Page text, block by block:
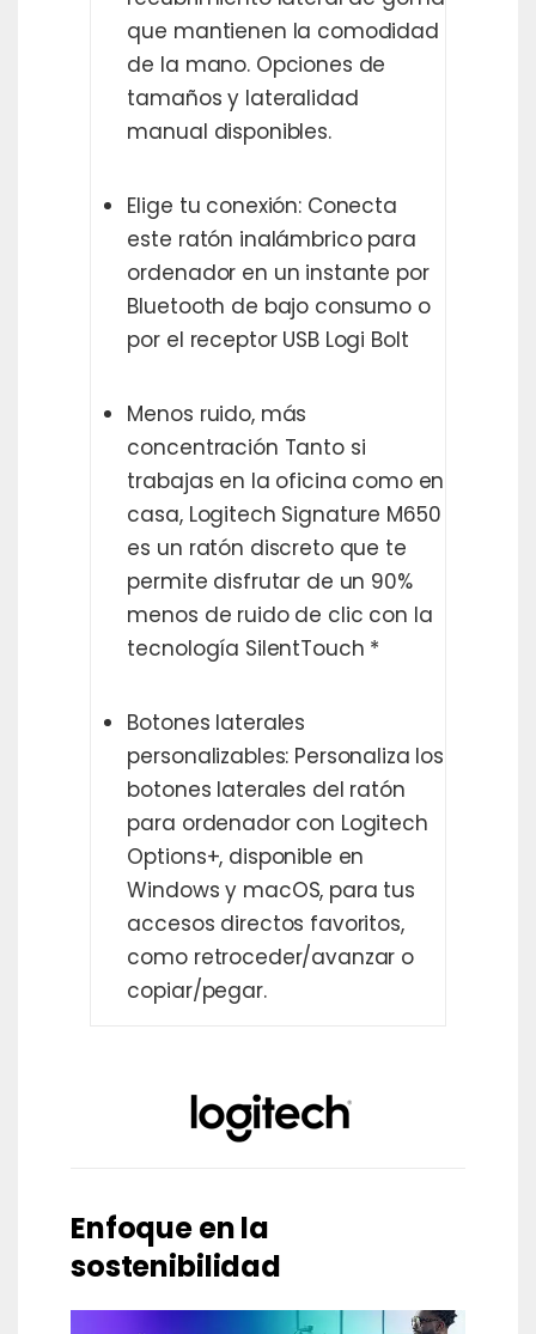
que mantienen la comodidad
de la mano. Opciones de
tamaños y lateralidad
manual disponibles.
Elige tu conexión: Conecta
este ratón inalámbrico para
ordenador en un instante por
Bluetooth de bajo consumo o
por el receptor USB Logi Bolt
Menos ruido, más
concentración Tanto si
trabajas en la oficina como en
casa, Logitech Signature M650
es un ratón discreto que te
permite disfrutar de un 90%
menos de ruido de clic con la
tecnología SilentTouch *
Botones laterales
personalizables: Personaliza los
botones laterales del ratón
para ordenador con Logitech
Options+, disponible en
Windows y macOS, para tus
accesos directos favoritos,
como retroceder/avanzar o
copiar/pegar.
Enfoque en la
sostenibilidad